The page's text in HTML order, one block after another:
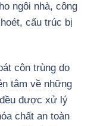
ngôi nhà, công
cấu trúc bị
côn trùng do
tâm về những
được xử lý
chất an toàn